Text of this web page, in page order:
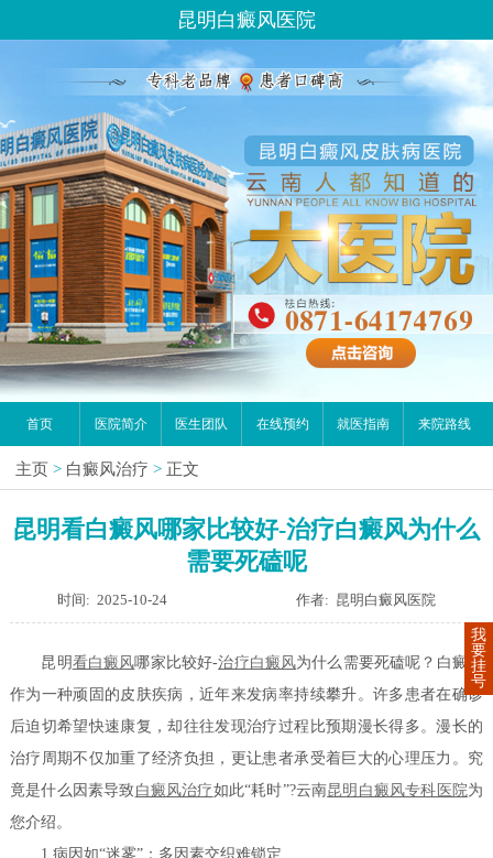
昆明白癜风医院
首页 医院简介 医生团队 在线预约 就医指南 来院路线
主页 > 白癜风治疗 > 正文
昆明看白癜风哪家比较好-治疗白癜风为什么
需要死磕呢
时间: 2025-10-24 作者: 昆明白癜风医院
昆明看白癜风哪家比较好-治疗白癜风为什么需要死磕呢？白癜风
作为一种顽固的皮肤疾病，近年来发病率持续攀升。许多患者在确诊
后迫切希望快速康复，却往往发现治疗过程比预期漫长得多。漫长的
治疗周期不仅加重了经济负担，更让患者承受着巨大的心理压力。究
竟是什么因素导致白癜风治疗如此“耗时”?云南昆明白癜风专科医院为
您介绍。
1.病因如“迷雾”：多因素交织难锁定
我
要
挂
号